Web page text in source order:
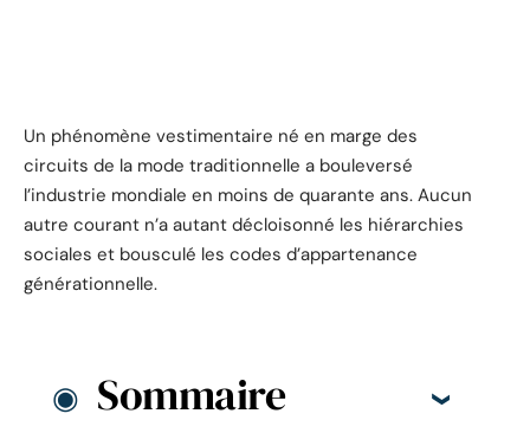
Un phénomène vestimentaire né en marge des
circuits de la mode traditionnelle a bouleversé
l’industrie mondiale en moins de quarante ans. Aucun
autre courant n’a autant décloisonné les hiérarchies
sociales et bousculé les codes d’appartenance
générationnelle.
Sommaire